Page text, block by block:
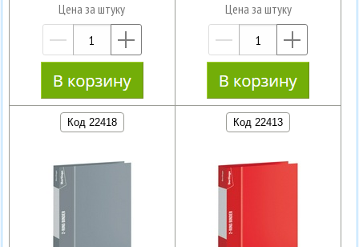
Цена за штуку
—
Цена за штуку
—
Код 22418 Код 22413